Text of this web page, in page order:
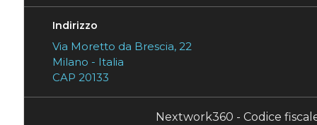
Indirizzo
Via Moretto da Brescia, 22
Milano - Italia
CAP 20133
Nextwork360 - Codice